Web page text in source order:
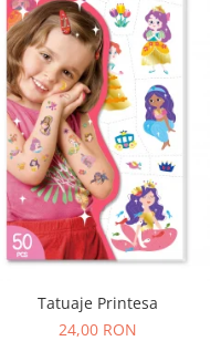
Tatuaje Printesa
24,00 RON